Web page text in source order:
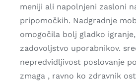
meniji ali napolnjeni zasloni
pripomočkih. Nadgradnje
omogočila bolj gladko
zadovoljstvo uporabnikov.
nepredvidljivost poslovanje
zmaga , ravno ko zdravnik